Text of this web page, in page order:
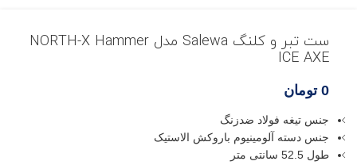
ست تبر و کلنگ Salewa مدل NORTH-X Hammer
ICE AXE
0 تومان
جنس تیغه فولاد ضدزنگ
جنس دسته آلومینیوم باروکش الاستیک
طول 52.5 سانتی متر